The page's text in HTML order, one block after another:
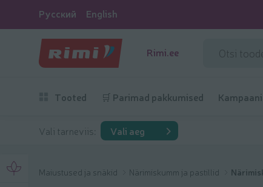
Русский English
Rimi.ee
Tooted 🛒 Parimad pakkumised
Vali tarneviis: Vali aeg
Maiustused ja snäkid Närimiskumm ja pastillid